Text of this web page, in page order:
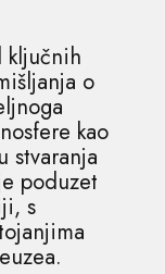
ključnih
o
kao
stvaranja
poduzet
s